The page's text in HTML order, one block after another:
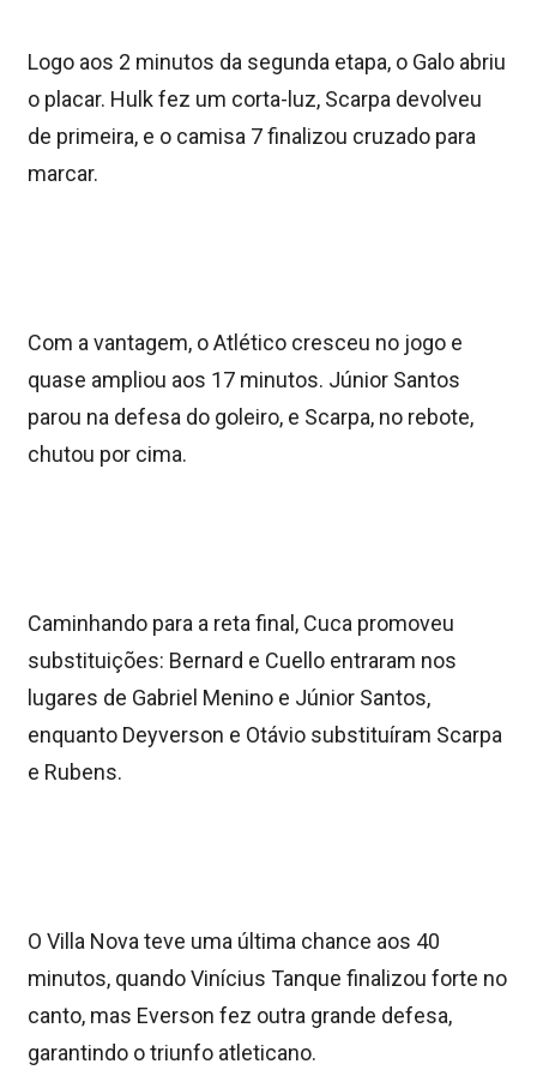
Logo aos 2 minutos da segunda etapa, o Galo abriu
o placar. Hulk fez um corta-luz, Scarpa devolveu
de primeira, e o camisa 7 finalizou cruzado para
marcar.
Com a vantagem, o Atlético cresceu no jogo e
quase ampliou aos 17 minutos. Júnior Santos
parou na defesa do goleiro, e Scarpa, no rebote,
chutou por cima.
Caminhando para a reta final, Cuca promoveu
substituições: Bernard e Cuello entraram nos
lugares de Gabriel Menino e Júnior Santos,
enquanto Deyverson e Otávio substituíram Scarpa
e Rubens.
O Villa Nova teve uma última chance aos 40
minutos, quando Vinícius Tanque finalizou forte no
canto, mas Everson fez outra grande defesa,
garantindo o triunfo atleticano.